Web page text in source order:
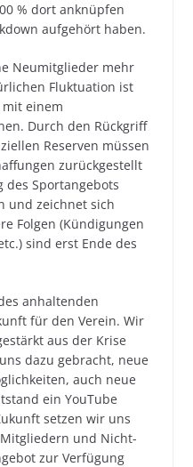
% dort anknüpfen
aufgehört haben.
Neumitglieder mehr
Fluktuation ist
mit einem
Durch den Rückgriff
Reserven müssen
zurückgestellt
des Sportangebots
und zeichnet sich
Folgen (Kündigungen
sind erst Ende des
anhaltenden
für den Verein. Wir
aus der Krise
dazu gebracht, neue
auch neue
ein YouTube
setzen wir uns
und Nicht-
zur Verfügung